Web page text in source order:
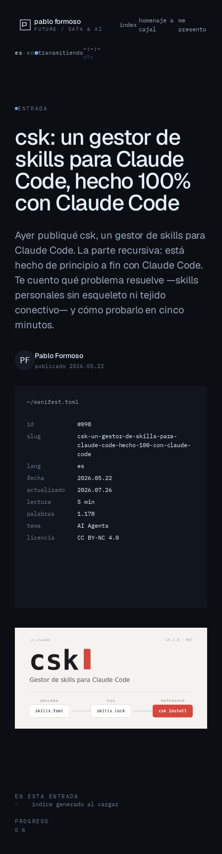
pablo formoso
FUTURE / DATA & AI
index
homenaje a
cajal
me
presento
es ·en transmitiendo
–:–:–
utc
ENTRADA
csk: un gestor de
skills para Claude
Code, hecho 100%
con Claude Code
Ayer publiqué csk, un gestor de skills para
Claude Code. La parte recursiva: está
hecho de principio a fin con Claude Code.
Te cuento qué problema resuelve —skills
personales sin esqueleto ni tejido
conectivo— y cómo probarlo en cinco
minutos.
Pablo Formoso
publicado 2026.05.22
~/manifest.toml
id
#098
slug
csk-un-gestor-de-skills-para-
claude-code-hecho-100-con-claude-
code
lang
es
fecha
2026.05.22
actualizado
2026.07.26
lectura
5 min
palabras
1.178
tema
AI Agents
licencia
CC BY-NC 4.0
EN ESTA ENTRADA
—
índice generado al cargar
PROGRESO
0 %